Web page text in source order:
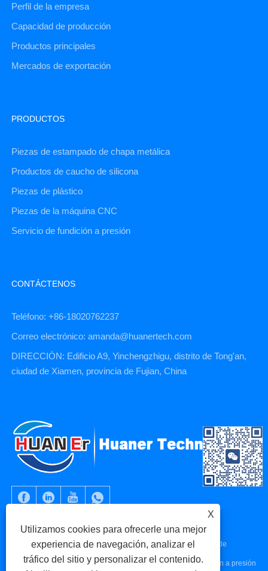
Perfil de la empresa
Capacidad de producción
Productos principales
Mercados de exportación
PRODUCTOS
Piezas de estampado de chapa metálica
Productos de caucho de silicona
Piezas de plástico
Piezas de la máquina CNC
Servicio de fundición a presión
CONTÁCTENOS
Teléfono: +86-18020762237
Correo electrónico: amanda@huanertech.com
DIRECCIÓN: Edificio A9, Yinchengzhigu, distrito de Tong'an,
ciudad de Xiamen, provincia de Fujian, China
Copyright © 2023 Xiamen Huaner Technology Co., Ltd - Piezas de
máquinas CNC, piezas de mecanizado CNC, piezas de fundición a presión
X
Utilizamos cookies para ofrecerle una mejor
experiencia de navegación, analizar el
tráfico del sitio y personalizar el contenido.